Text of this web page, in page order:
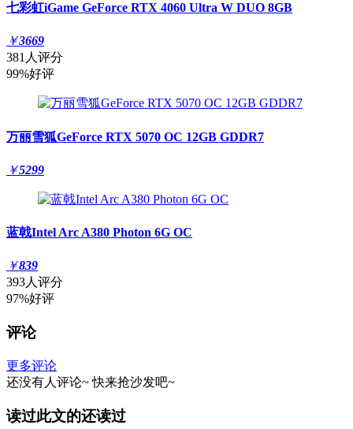
七彩虹iGame GeForce RTX 4060 Ultra W DUO 8GB
￥3669
381人评分
99%好评
万丽雪狐GeForce RTX 5070 OC 12GB GDDR7
￥5299
蓝戟Intel Arc A380 Photon 6G OC
￥839
393人评分
97%好评
评论
更多评论
还没有人评论~ 快来抢沙发吧~
读过此文的还读过